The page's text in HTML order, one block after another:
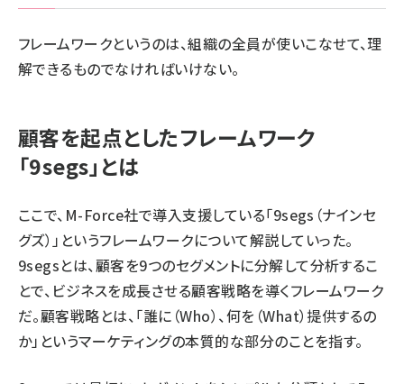
フレームワークというのは、組織の全員が使いこなせて、理
解できるものでなければいけない。
顧客を起点としたフレームワーク
「9segs」とは
ここで、M-Force社で導入支援している「9segs（ナインセ
グズ）」というフレームワークについて解説していった。
9segsとは、顧客を9つのセグメントに分解して分析するこ
とで、ビジネスを成長させる顧客戦略を導くフレームワーク
だ。顧客戦略とは、「誰に（Who）、何を（What）提供するの
か」というマーケティングの本質的な部分のことを指す。